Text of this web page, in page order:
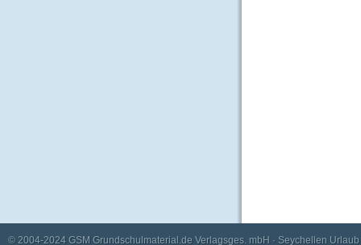
© 2004-2024 GSM Grundschulmaterial.de Verlagsges. mbH · Seychellen Urlaub